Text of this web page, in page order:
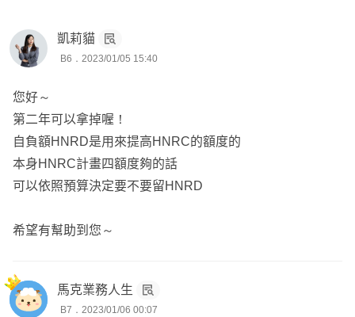
凱莉貓
B6．2023/01/05 15:40
您好～
第二年可以拿掉喔！
自負額HNRD是用來提高HNRC的額度的
本身HNRC計畫四額度夠的話
可以依照預算決定要不要留HNRD
希望有幫助到您～
馬克業務人生
B7．2023/01/06 00:07